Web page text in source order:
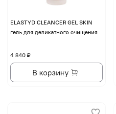
ELASTYD CLEANCER GEL SKIN
гель для деликатного очищения
4 840 ₽
В корзину